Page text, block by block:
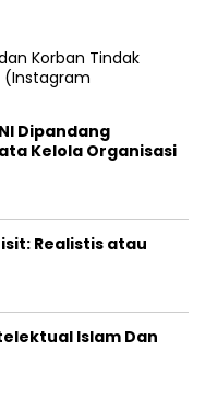
Dipandang
Kelola Organisasi
Realistis atau
Islam Dan